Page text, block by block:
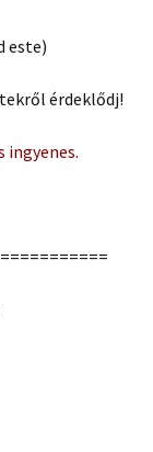
este)
érdeklődj!